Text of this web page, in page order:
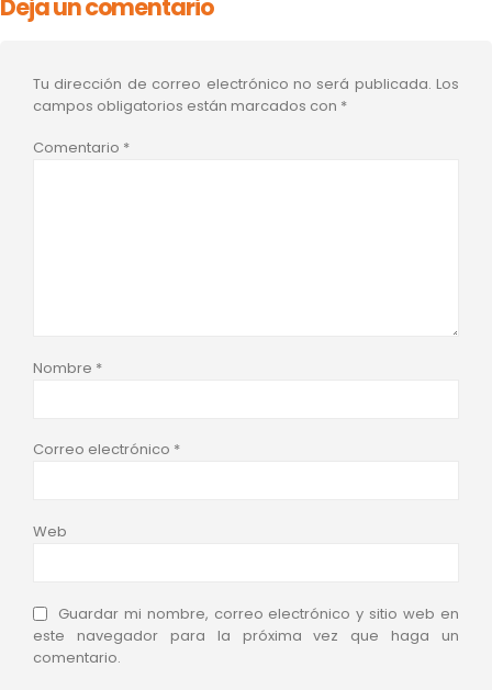
Deja un comentario
Tu dirección de correo electrónico no será publicada. Los
campos obligatorios están marcados con *
Comentario *
Nombre *
Correo electrónico *
Web
Guardar mi nombre, correo electrónico y sitio web en
este navegador para la próxima vez que haga un
comentario.